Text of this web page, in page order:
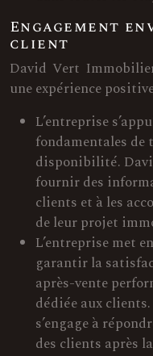
Engagement
client
David Vert
une expérience
L’entreprise
fondamentales de
disponibilité.
fournir des
clients et à les
de leur projet
L’entreprise met
garantir la
après-vente
dédiée aux
s’engage à
des clients après